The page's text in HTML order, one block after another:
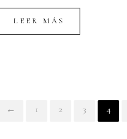
LEER MÁS
← 1 2 3 4